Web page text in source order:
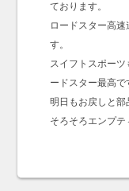
ております。
ロードスター高
す。
スイフトスポーツ
ードスター最高で
明日もお戻しと部
そろそろエンプテ